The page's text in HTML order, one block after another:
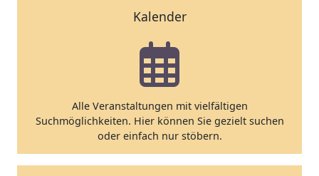
Kalender
Alle Veranstaltungen mit vielfältigen
Suchmöglichkeiten. Hier können Sie gezielt suchen
oder einfach nur stöbern.